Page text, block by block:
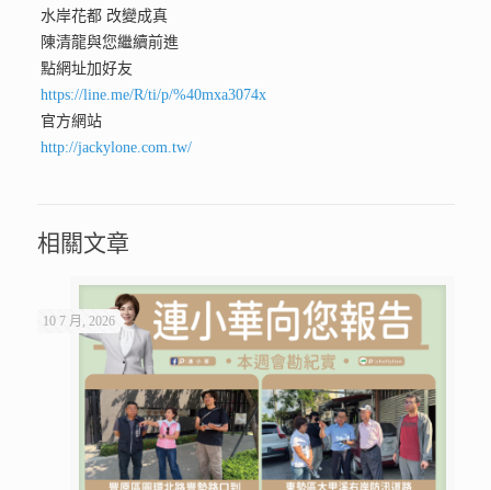
水岸花都 改變成真
陳清龍與您繼續前進
點網址加好友
https://line.me/R/ti/p/%40mxa3074x
官方網站
http://jackylone.com.tw/
相關文章
10 7 月, 2026